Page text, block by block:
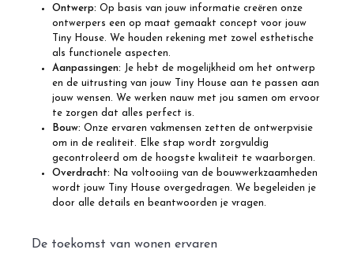
Ontwerp: Op basis van jouw informatie creëren onze
ontwerpers een op maat gemaakt concept voor jouw
Tiny House. We houden rekening met zowel esthetische
als functionele aspecten.
Aanpassingen: Je hebt de mogelijkheid om het ontwerp
en de uitrusting van jouw Tiny House aan te passen aan
jouw wensen. We werken nauw met jou samen om ervoor
te zorgen dat alles perfect is.
Bouw: Onze ervaren vakmensen zetten de ontwerpvisie
om in de realiteit. Elke stap wordt zorgvuldig
gecontroleerd om de hoogste kwaliteit te waarborgen.
Overdracht: Na voltooiing van de bouwwerkzaamheden
wordt jouw Tiny House overgedragen. We begeleiden je
door alle details en beantwoorden je vragen.
De toekomst van wonen ervaren